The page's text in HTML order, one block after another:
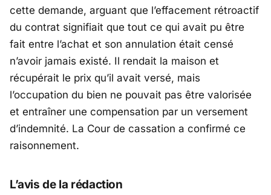
cette demande, arguant que l’effacement rétroactif
du contrat signifiait que tout ce qui avait pu être
fait entre l’achat et son annulation était censé
n’avoir jamais existé. Il rendait la maison et
récupérait le prix qu’il avait versé, mais
l’occupation du bien ne pouvait pas être valorisée
et entraîner une compensation par un versement
d’indemnité. La Cour de cassation a confirmé ce
raisonnement.
L’avis de la rédaction